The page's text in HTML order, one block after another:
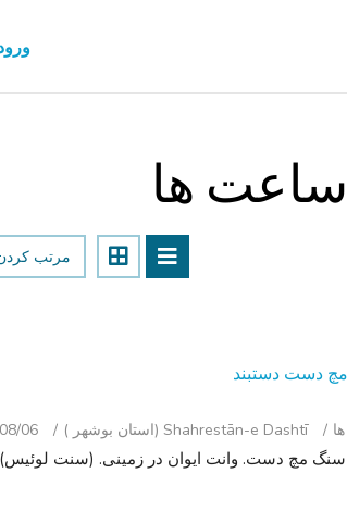
‌ها
مرتب
دست دستبند
Shahrestān-e Dashtī (استان بوشهر ) 06